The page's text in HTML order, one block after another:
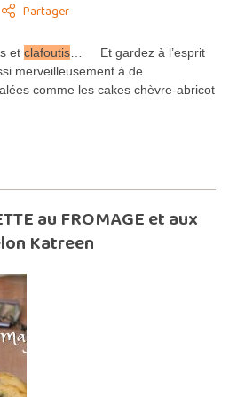
Partager
et clafoutis … Et gardez à l’esprit
merveilleusement à de
comme les cakes chèvre-abricot
au FROMAGE et aux
Katreen